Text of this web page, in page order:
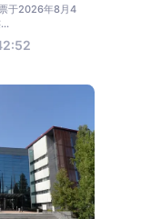
于2026年8月4